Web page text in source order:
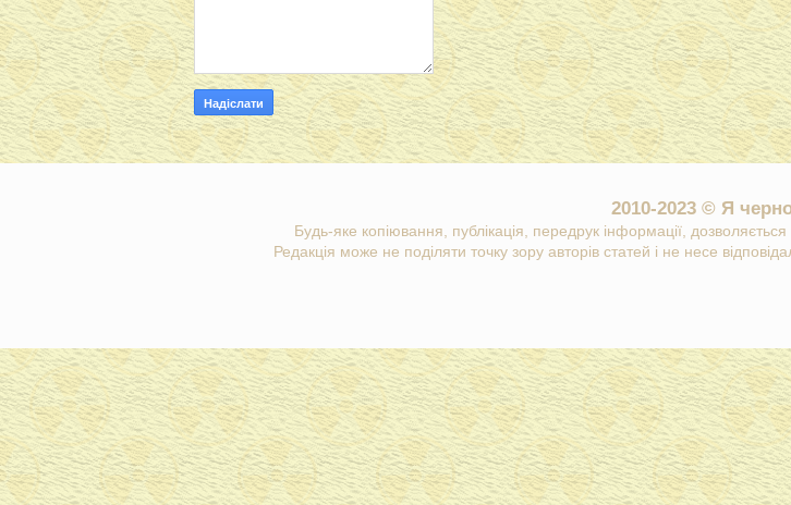
2010-2023 © Я
Будь-яке копіювання, публікація, передрук інформації,
Редакція може не поділяти точку зору авторів статей і не несе